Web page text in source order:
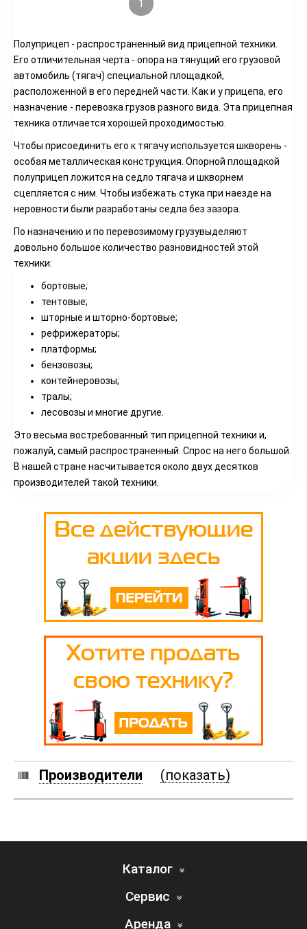
1
Полуприцеп - распространенный вид прицепной техники.
Его отличительная черта - опора на тянущий его грузовой
автомобиль (тягач) специальной площадкой,
расположенной в его передней части. Как и у прицепа, его
назначение - перевозка грузов разного вида. Эта прицепная
техника отличается хорошей проходимостью.
Чтобы присоединить его к тягачу используется шкворень -
особая металлическая конструкция. Опорной площадкой
полуприцеп ложится на седло тягача и шкворнем
сцепляется с ним. Чтобы избежать стука при наезде на
неровности были разработаны седла без зазора.
По назначению и по перевозимому грузувыделяют
довольно большое количество разновидностей этой
техники:
бортовые;
тентовые;
шторные и шторно-бортовые;
рефрижераторы;
платформы;
бензовозы;
контейнеровозы;
тралы;
лесовозы и многие другие.
Это весьма востребованный тип прицепной техники и,
пожалуй, самый распространенный. Спрос на него большой.
В нашей стране насчитывается около двух десятков
производителей такой техники.
Производители (показать)
Каталог
Сервис
Аренда